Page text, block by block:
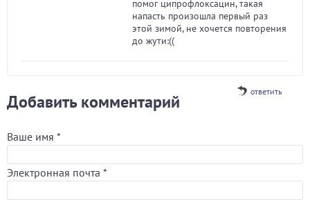
помог ципрофлоксацин, такая
напасть произошла первый раз
этой зимой, не хочется повторения
до жути:((
ответить
Добавить комментарий
Ваше имя *
Электронная почта *